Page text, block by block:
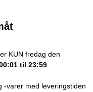
KUN fredag den
til 23:59.
varer med leveringstiden